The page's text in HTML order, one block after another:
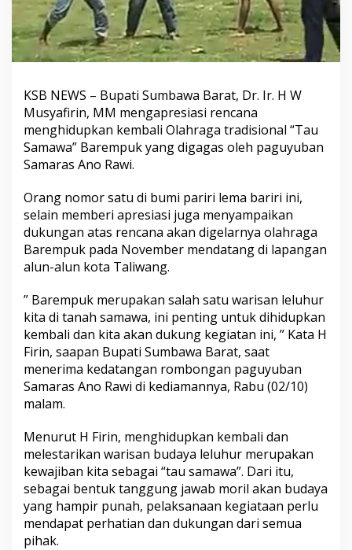
KSB NEWS – Bupati Sumbawa Barat, Dr. Ir. H W
Musyafirin, MM mengapresiasi rencana
menghidupkan kembali Olahraga tradisional “Tau
Samawa” Barempuk yang digagas oleh paguyuban
Samaras Ano Rawi.
Orang nomor satu di bumi pariri lema bariri ini,
selain memberi apresiasi juga menyampaikan
dukungan atas rencana akan digelarnya olahraga
Barempuk pada November mendatang di lapangan
alun-alun kota Taliwang.
” Barempuk merupakan salah satu warisan leluhur
kita di tanah samawa, ini penting untuk dihidupkan
kembali dan kita akan dukung kegiatan ini, ” Kata H
Firin, saapan Bupati Sumbawa Barat, saat
menerima kedatangan rombongan paguyuban
Samaras Ano Rawi di kediamannya, Rabu (02/10)
malam.
Menurut H Firin, menghidupkan kembali dan
melestarikan warisan budaya leluhur merupakan
kewajiban kita sebagai “tau samawa”. Dari itu,
sebagai bentuk tanggung jawab moril akan budaya
yang hampir punah, pelaksanaan kegiataan perlu
mendapat perhatian dan dukungan dari semua
pihak.